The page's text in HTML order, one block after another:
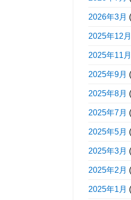
2026年3月
2025年12月
2025年11月
2025年9月
2025年8月
2025年7月
2025年5月
2025年3月
2025年2月
2025年1月